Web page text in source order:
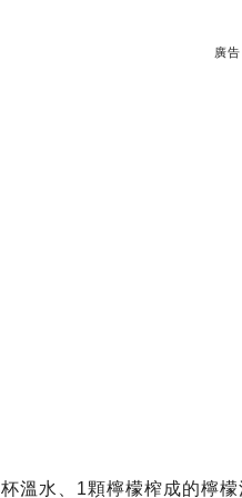
廣告
溫水、1顆檸檬榨成的檸檬